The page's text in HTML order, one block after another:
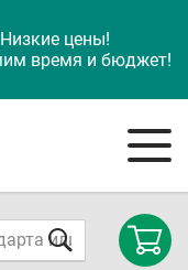
Низкие цены!
время и бюджет!